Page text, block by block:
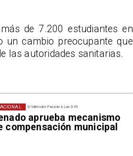
El Miércoles Pasado A Las 9:35
aprueba mecanismo
compensación municipal
de 7.200 estudiantes en
un cambio preocupante que
las autoridades sanitarias.